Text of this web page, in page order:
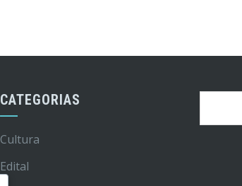
CATEGORIAS
Cultura
Edital